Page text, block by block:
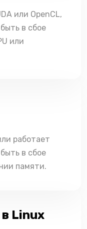
или OpenCL,
в сбое
или
работает
в сбое
памяти.
Linux